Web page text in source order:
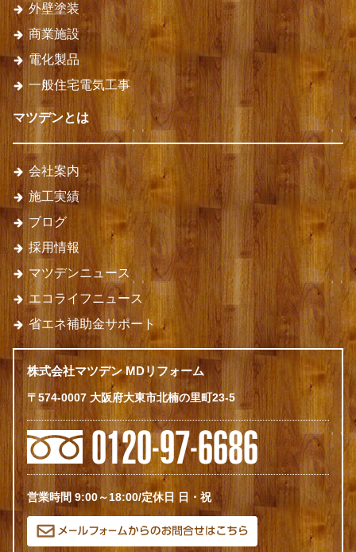
外壁塗装
商業施設
電化製品
一般住宅電気工事
マツデンとは
会社案内
施工実績
ブログ
採用情報
マツデンニュース
エコライフニュース
省エネ補助金サポート
株式会社マツデン MDリフォーム
〒574-0007 大阪府大東市北楠の里町23-5
営業時間 9:00～18:00/定休日 日・祝